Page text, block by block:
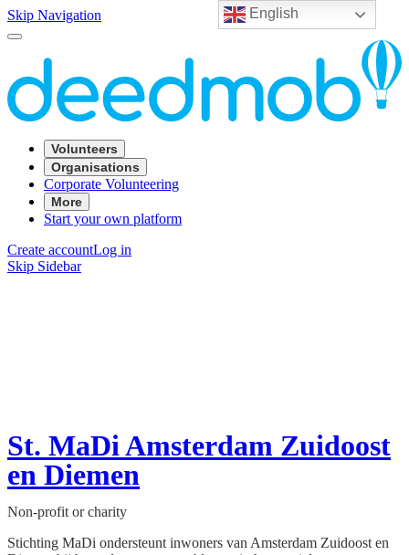
English
Skip Navigation
Volunteers
Organisations
Corporate Volunteering
More
Start your own platform
Create accountLog in
Skip Sidebar
St. MaDi Amsterdam Zuidoost
en Diemen
Non-profit or charity
Stichting MaDi ondersteunt inwoners van Amsterdam Zuidoost en